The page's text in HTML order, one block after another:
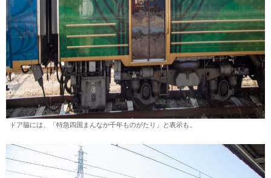
ドア脇には、「特急四国まんなか千年ものがたり」と表示も。